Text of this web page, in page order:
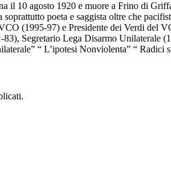
il 10 agosto 1920 e muore a Frino di
soprattutto poeta e saggista oltre che
(1995-97) e Presidente dei Verdi del
Segretario Lega Disarmo Unilaterale
“ L’ipotesi Nonviolenta” “